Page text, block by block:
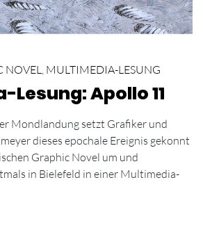
NOVEL MULTIMEDIA-LESUNG
Apollo 11
Mondlandung setzt Grafiker und
dieses epochale Ereignis gekonnt
Graphic Novel um und
in Bielefeld in einer Multimedia-